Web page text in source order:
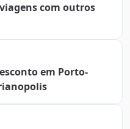
com outros
em Porto-